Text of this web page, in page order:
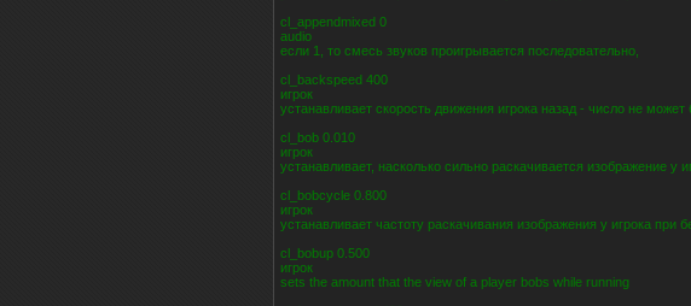
cl_appendmixed 0
audio
если 1, то смесь звуков проигрывается последовательно,
cl_backspeed 400
игрок
устанавливает скорость движения игрока назад - число не
cl_bob 0.010
игрок
устанавливает, насколько сильно раскачивается изображение у
cl_bobcycle 0.800
игрок
устанавливает частоту раскачивания изображения у игрока при
cl_bobup 0.500
игрок
sets the amount that the view of a player bobs while running